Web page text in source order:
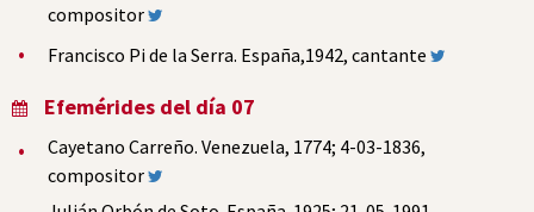
compositor
Francisco Pi de la Serra. España,1942, cantante
Efemérides del día 07
Cayetano Carreño. Venezuela, 1774; 4-03-1836,
compositor